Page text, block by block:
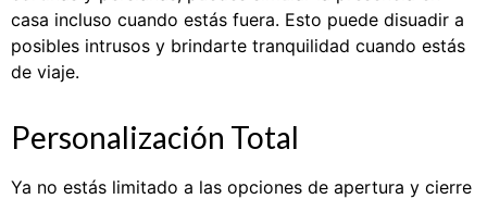
casa incluso cuando estás fuera. Esto puede disuadir a
posibles intrusos y brindarte tranquilidad cuando estás
de viaje.
Personalización Total
Ya no estás limitado a las opciones de apertura y cierre